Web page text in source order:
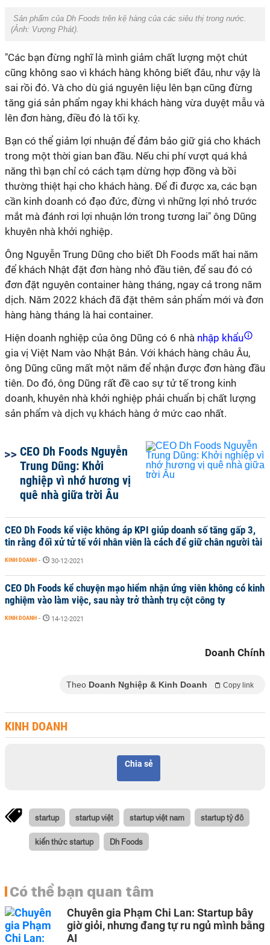
Sản phẩm của Dh Foods trên kệ hàng của các siêu thị trong nước.
(Ảnh: Vượng Phát).
"Các bạn đừng nghĩ là mình giảm chất lượng một chút
cũng không sao vì khách hàng không biết đâu, như vậy là
sai rồi đó. Và cho dù giá nguyên liệu lên bạn cũng đừng
tăng giá sản phẩm ngay khi khách hàng vừa duyệt mẫu và
lên đơn hàng, điều đó là tối kỵ.
Bạn có thể giảm lợi nhuận để đảm bảo giữ giá cho khách
trong một thời gian ban đầu. Nếu chi phí vượt quá khả
năng thì bạn chỉ có cách tạm dừng hợp đồng và bồi
thường thiệt hại cho khách hàng. Để đi được xa, các bạn
cần kinh doanh có đạo đức, đừng vì những lợi nhỏ trước
mắt mà đánh rơi lợi nhuận lớn trong tương lai" ông Dũng
khuyên nhà khởi nghiệp.
Ông Nguyễn Trung Dũng cho biết Dh Foods mất hai năm
để khách Nhật đặt đơn hàng nhỏ đầu tiên, để sau đó có
đơn đặt nguyên container hàng tháng, ngay cả trong năm
dịch. Năm 2022 khách đã đặt thêm sản phẩm mới và đơn
hàng hàng tháng là hai container.
Hiện doanh nghiệp của ông Dũng có 6 nhà nhập khẩu
gia vị Việt Nam vào Nhật Bản. Với khách hàng châu Âu,
ông Dũng cũng mất một năm để nhận được đơn hàng đầu
tiên. Do đó, ông Dũng rất đề cao sự tử tế trong kinh
doanh, khuyên nhà khởi nghiệp phải chuẩn bị chất lượng
sản phẩm và dịch vụ khách hàng ở mức cao nhất.
CEO Dh Foods Nguyễn
Trung Dũng: Khởi
nghiệp vì nhớ hương vị
quê nhà giữa trời Âu
CEO Dh Foods kể việc không áp KPI giúp doanh số tăng gấp 3,
tin rằng đối xử tử tế với nhân viên là cách để giữ chân người tài
KINH DOANH - 30-12-2021
CEO Dh Foods kể chuyện mạo hiểm nhận ứng viên không có kinh
nghiệm vào làm việc, sau này trở thành trụ cột công ty
KINH DOANH - 14-12-2021
Doanh Chính
Theo Doanh Nghiệp & Kinh Doanh Copy link
KINH DOANH
Chia sẻ
startup startup việt startup việt nam startup tỷ đô
kiến thức startup Dh Foods
Có thể bạn quan tâm
Chuyên gia Phạm Chi Lan: Startup bây
giờ giỏi, nhưng đang tự ru ngủ mình bằng
AI